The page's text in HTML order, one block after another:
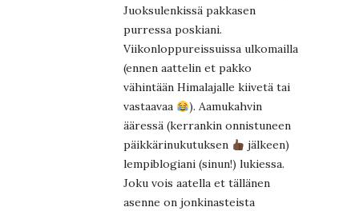
Juoksulenkissä pakkasen
purressa poskiani.
Viikonloppureissuissa ulkomailla
(ennen aattelin et pakko
vähintään Himalajalle kiivetä tai
vastaavaa
). Aamukahvin
ääressä (kerrankin onnistuneen
päikkärinukutuksen
jälkeen)
lempiblogiani (sinun!) lukiessa.
Joku vois aatella et tällänen
asenne on jonkinasteista